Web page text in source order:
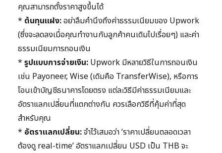
คุณสามารถตั้งราคาสูงขึ้นได้
* ต้นทุนแฝง:อย่าลืมคำนึงถึงค่าธรรมเนียมของ Upwork
(ซึ่งจะลดลงเมื่อคุณทำงานกับลูกค้าคนเดิมไปเรื่อยๆ) และค่า
ธรรมเนียมการถอนเงิน
* รูปแบบการจ่ายเงิน: Upwork มีหลายวิธีในการถอนเงิน
เช่น Payoneer, Wise (เดิมคือ TransferWise), หรือการ
โอนเข้าบัญชีธนาคารโดยตรง แต่ละวิธีมีค่าธรรมเนียมและ
อัตราแลกเปลี่ยนที่แตกต่างกัน ควรเลือกวิธีที่คุ้มค่าที่สุด
สำหรับคุณ
* อัตราแลกเปลี่ยน:จำไว้เสมอว่า ‘ราคาเปลี่ยนตลอดเวลา
ต้องดู real-time’ อัตราแลกเปลี่ยน USD เป็น THB จะ